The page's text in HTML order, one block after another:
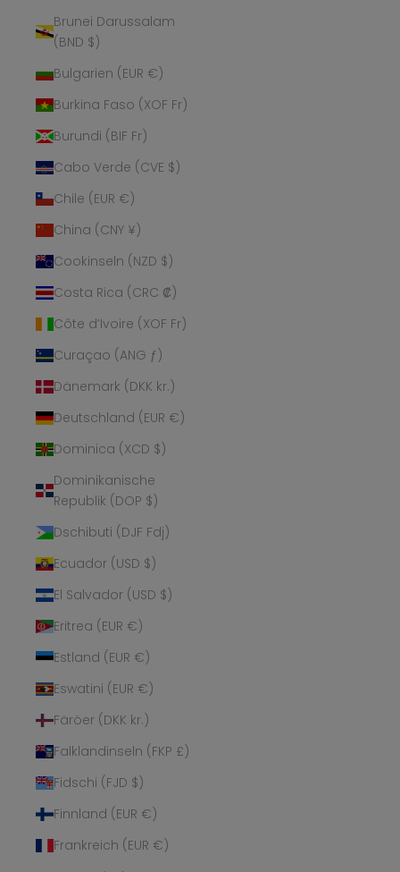
Brunei Darussalam
(BND $)
Bulgarien (EUR €)
Burkina Faso (XOF Fr)
Burundi (BIF Fr)
Cabo Verde (CVE $)
Chile (EUR €)
China (CNY ¥)
Cookinseln (NZD $)
Costa Rica (CRC ₡)
Côte d’Ivoire (XOF Fr)
Curaçao (ANG ƒ)
Dänemark (DKK kr.)
Deutschland (EUR €)
Dominica (XCD $)
Dominikanische
Republik (DOP $)
Dschibuti (DJF Fdj)
Ecuador (USD $)
El Salvador (USD $)
Eritrea (EUR €)
Estland (EUR €)
Eswatini (EUR €)
Färöer (DKK kr.)
Falklandinseln (FKP £)
Fidschi (FJD $)
Finnland (EUR €)
Frankreich (EUR €)